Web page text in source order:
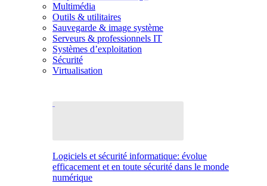
Multimédia
Outils & utilitaires
Sauvegarde & image système
Serveurs & professionnels IT
Systèmes d’exploitation
Sécurité
Virtualisation
Logiciels et sécurité informatique: évolue
efficacement et en toute sécurité dans le monde
numérique